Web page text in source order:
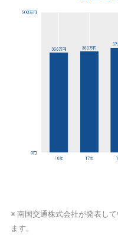
※ 南国交通株式会社が発表して
ます。